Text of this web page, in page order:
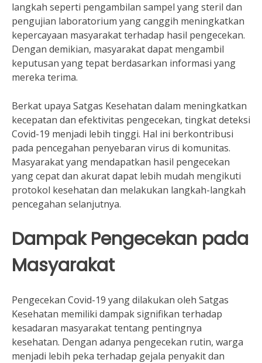
langkah seperti pengambilan sampel yang steril dan
pengujian laboratorium yang canggih meningkatkan
kepercayaan masyarakat terhadap hasil pengecekan.
Dengan demikian, masyarakat dapat mengambil
keputusan yang tepat berdasarkan informasi yang
mereka terima.
Berkat upaya Satgas Kesehatan dalam meningkatkan
kecepatan dan efektivitas pengecekan, tingkat deteksi
Covid-19 menjadi lebih tinggi. Hal ini berkontribusi
pada pencegahan penyebaran virus di komunitas.
Masyarakat yang mendapatkan hasil pengecekan
yang cepat dan akurat dapat lebih mudah mengikuti
protokol kesehatan dan melakukan langkah-langkah
pencegahan selanjutnya.
Dampak Pengecekan pada
Masyarakat
Pengecekan Covid-19 yang dilakukan oleh Satgas
Kesehatan memiliki dampak signifikan terhadap
kesadaran masyarakat tentang pentingnya
kesehatan. Dengan adanya pengecekan rutin, warga
menjadi lebih peka terhadap gejala penyakit dan